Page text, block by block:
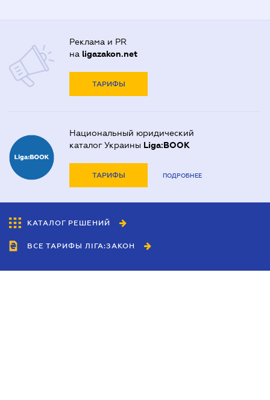
Реклама и PR
на ligazakon.net
ТАРИФЫ
Национальный юридический
каталог Украины Liga:BOOK
ТАРИФЫ ПОДРОБНЕЕ
КАТАЛОГ РЕШЕНИЙ
ВСЕ ТАРИФЫ ЛІГА:ЗАКОН